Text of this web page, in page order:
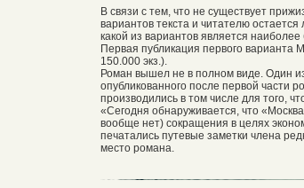
В связи с тем, что не существует
вариантов текста и читателю
какой из вариантов является наиболее
Первая публикация первого варианта
150.000 экз.).
Роман вышел не в полном виде. Один из
опубликованного после первой части
производились в том числе для того,
«Сегодня обнаруживается, что
вообще нет) сокращения в целях
печатались путевые заметки члена
место романа.